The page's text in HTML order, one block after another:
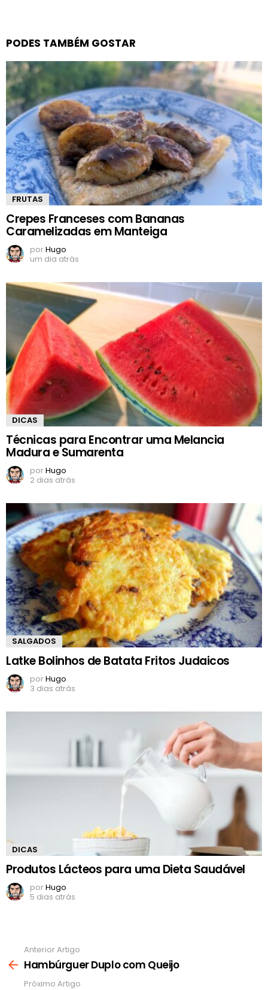
PODES TAMBÉM GOSTAR
FRUTAS
Crepes Franceses com Bananas
Caramelizadas em Manteiga
porHugo
um dia atrás
DICAS
Técnicas para Encontrar uma Melancia
Madura e Sumarenta
porHugo
2 dias atrás
SALGADOS
Latke Bolinhos de Batata Fritos Judaicos
porHugo
3 dias atrás
DICAS
Produtos Lácteos para uma Dieta Saudável
porHugo
5 dias atrás
mais
Anterior Artigo
Hambúrguer Duplo com Queijo
Próximo Artigo